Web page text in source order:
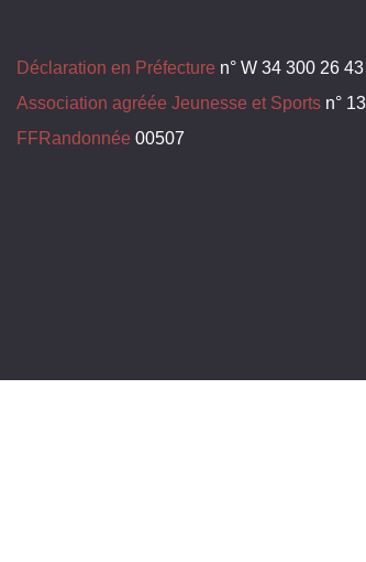
Déclaration en Préfecture n° W 34 300 26 43
Association agréée Jeunesse et Sports n°
FFRandonnée 00507